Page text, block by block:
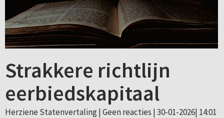
Strakkere richtlijn
eerbiedskapitaal
Herziene Statenvertaling | Geen reacties | 30-01-2026| 14:01